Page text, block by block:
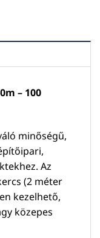
– 100
minőségű,
Az
(2 méter
kezelhető,
közepes